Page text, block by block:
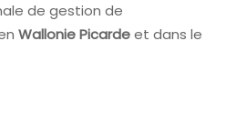
de gestion de
Wallonie Picardeet dans le